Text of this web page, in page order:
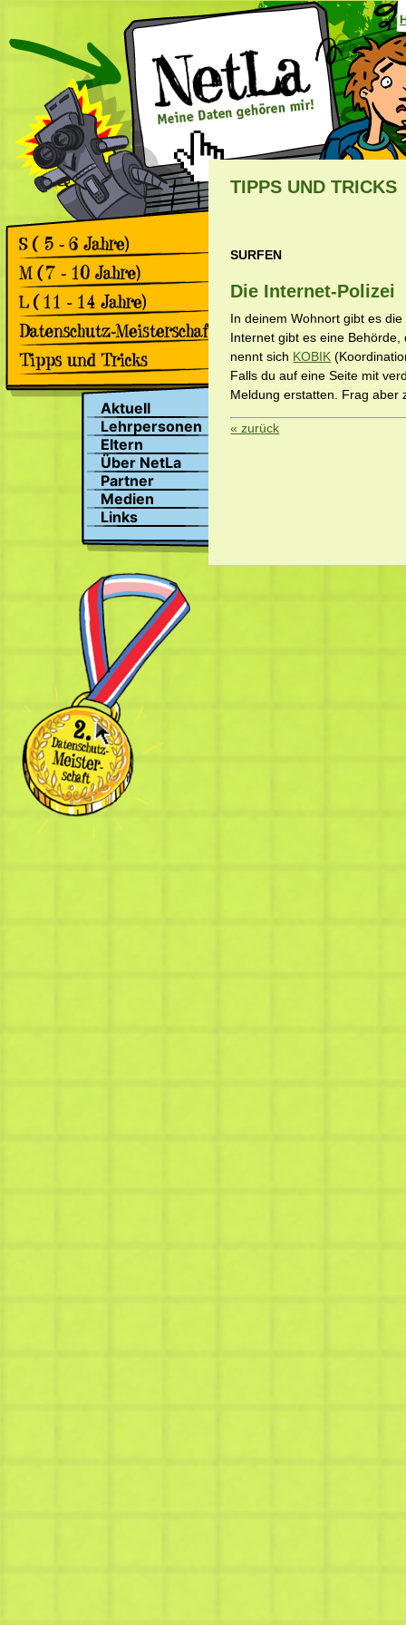
Games
Comics
Games
Comics
Games
Comics
Rückblick 2. Datenschutz-
Meisterschaft
Rückblick 1. Datenschutz-
Meisterschaft
Apps & Facebook
Surfen
Suchen
Aktuell
Lehrpersonen
Eltern
Über NetLa
Partner
Medien
Links
TIPPS UND TRICKS
SURFEN
Die Internet-Polizei
In deinem Wohnort gibt es
Internet gibt es eine
nennt sich KOBIK
Falls du auf eine Seite mit
Meldung erstatten. Frag aber
« zurück